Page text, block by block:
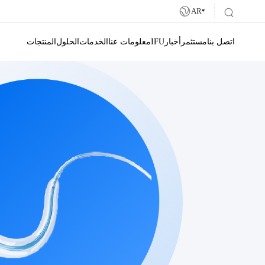
AR
المنتجاتالحلولالخدماتمعلومات عناIFUأخبار مستثمراتصل بنا